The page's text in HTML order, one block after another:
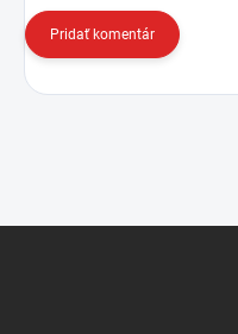
Pridať komentár